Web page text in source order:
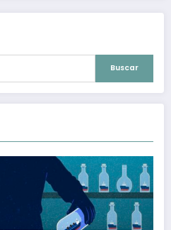
Buscar